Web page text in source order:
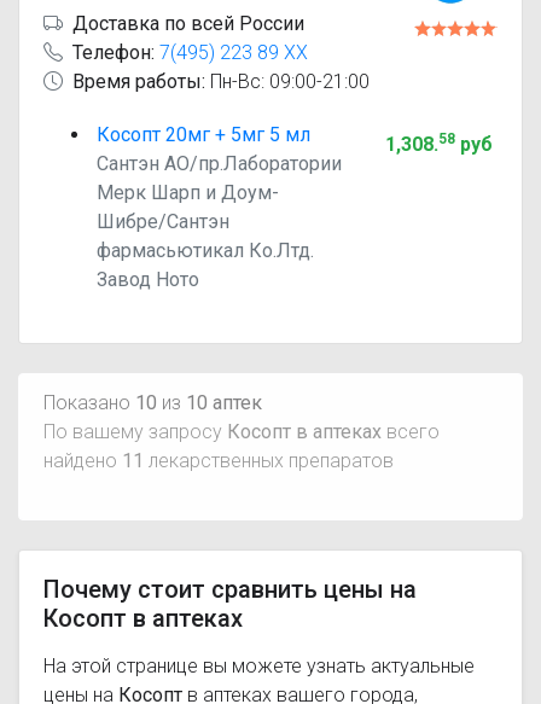
Доставка по всей России
Телефон: 7(495) 223 89 XX
Время работы: Пн-Вс: 09:00-21:00
Косопт 20мг + 5мг 5 мл
Сантэн АО/пр.Лаборатории
Мерк Шарп и Доум-
Шибре/Сантэн
фармасьютикал Ко.Лтд.
Завод Ното
1,308.58руб
Показано 10 из 10 аптек
По вашему запросу Косопт в аптеках всего
найдено 11 лекарственных препаратов
Почему стоит сравнить цены на
Косопт в аптеках
На этой странице вы можете узнать актуальные
цены на Косопт в аптеках вашего города,